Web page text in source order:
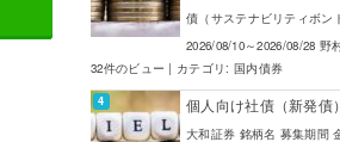
債（サステナビリティボン
2026/08/10～2026/08/28 野
32件のビュー | カテゴリ: 国内債券
個人向け社債（新発債
大和証券 銘柄名 募集期間